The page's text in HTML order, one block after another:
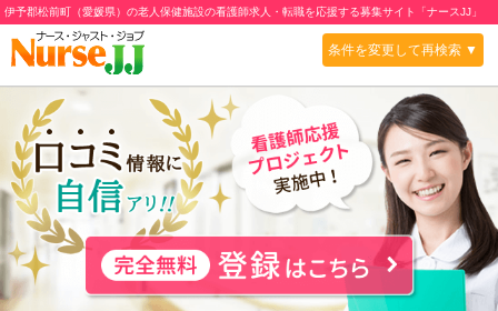
伊予郡松前町（愛媛県）の老人保健施設の看護師求人・転職を応援する募集サイト「ナースJJ」
条件を変更して再検索 ▼